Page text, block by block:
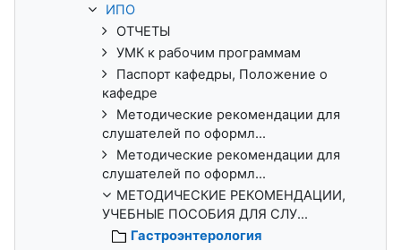
ИПО
ОТЧЕТЫ
УМК к рабочим программам
Паспорт кафедры, Положение о
кафедре
Методические рекомендации для
слушателей по оформл...
Методические рекомендации для
слушателей по оформл...
МЕТОДИЧЕСКИЕ РЕКОМЕНДАЦИИ,
УЧЕБНЫЕ ПОСОБИЯ ДЛЯ СЛУ...
Гастроэнтерология